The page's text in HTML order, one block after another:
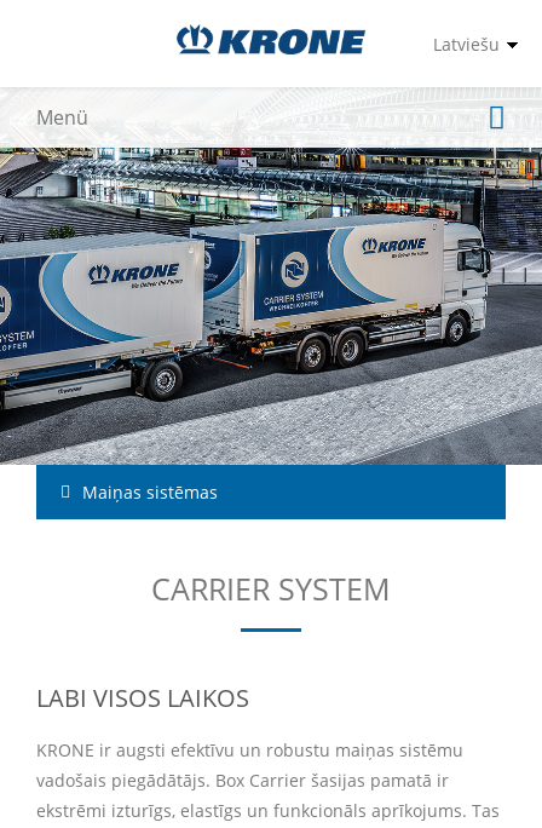
Maiņas sistēmas
CARRIER SYSTEM
LABI VISOS LAIKOS
KRONE ir augsti efektīvu un robustu maiņas sistēmu
vadošais piegādātājs. Box Carrier šasijas pamatā ir
ekstrēmi izturīgs, elastīgs un funkcionāls aprīkojums. Tas